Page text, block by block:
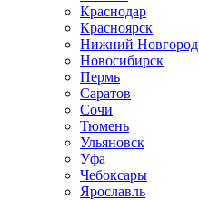
Краснодар
Красноярск
Нижний Новгород
Новосибирск
Пермь
Саратов
Сочи
Тюмень
Ульяновск
Уфа
Чебоксары
Ярославль